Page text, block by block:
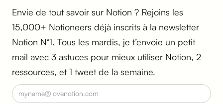
Envie de tout savoir sur Notion ? Rejoins les
15,000+ Notioneers déjà inscrits à la newsletter
Notion N°1. Tous les mardis, je t’envoie un petit
mail avec 3 astuces pour mieux utiliser Notion, 2
ressources, et 1 tweet de la semaine.